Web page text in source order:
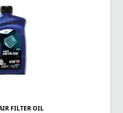
FILTER OIL